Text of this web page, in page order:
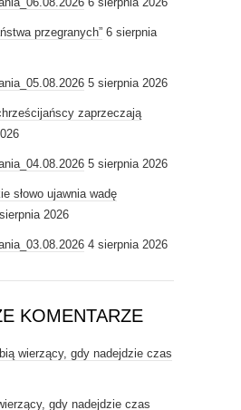
przegranych” 6 sierpnia
5 sierpnia 2026
zaprzeczają
5 sierpnia 2026
słowo ujawnia wadę
2026
4 sierpnia 2026
KOMENTARZE
wierzący, gdy nadejdzie czas
gdy nadejdzie czas